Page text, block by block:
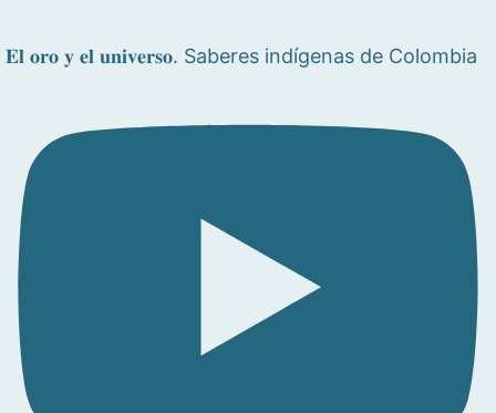
𝐄𝐥 𝐨𝐫𝐨 𝐲 𝐞𝐥 𝐮𝐧𝐢𝐯𝐞𝐫𝐬𝐨. Saberes indígenas de Colombia